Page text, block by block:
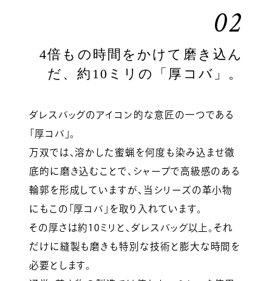
02
4倍もの時間をかけて磨き込ん
だ、約10ミリの「厚コバ」。
ダレスバッグのアイコン的な意匠の一つである
「厚コバ」。
万双では、溶かした蜜蝋を何度も染み込ませ徹
底的に磨き込むことで、シャープで高級感のある
輪郭を形成していますが、当シリーズの革小物
にもこの「厚コバ」を取り入れています。
その厚さは約10ミリと、ダレスバッグ以上。それ
だけに縫製も磨きも特別な技術と膨大な時間を
必要とします。